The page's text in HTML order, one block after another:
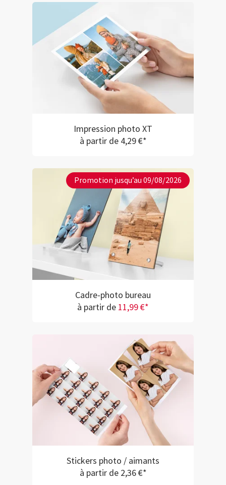
Impression photo XT
à partir de 4,29 €*
Promotion jusqu’au 09/08/2026
Cadre-photo bureau
à partir de 11,99 €*
Stickers photo / aimants
à partir de 2,36 €*